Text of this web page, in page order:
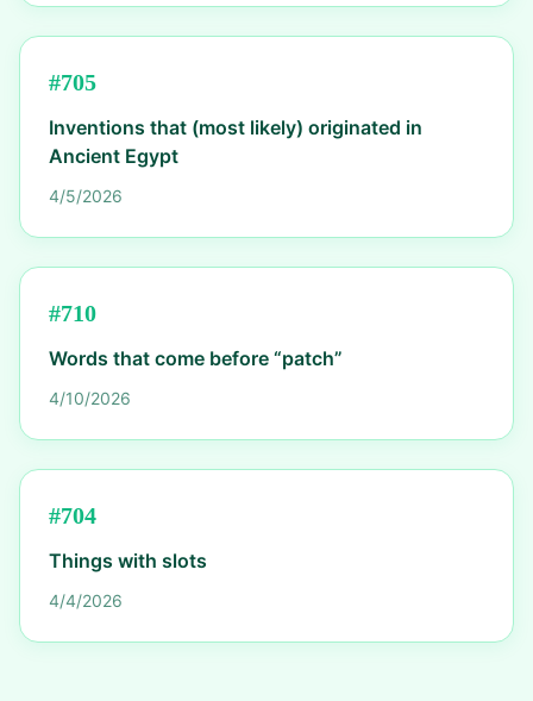
#705
Inventions that (most likely) originated in
Ancient Egypt
4/5/2026
#710
Words that come before “patch”
4/10/2026
#704
Things with slots
4/4/2026